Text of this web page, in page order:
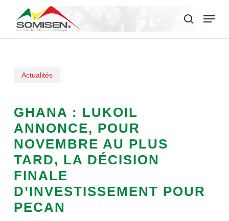
Menu
Actualités
GHANA : LUKOIL
ANNONCE, POUR
NOVEMBRE AU PLUS
TARD, LA DÉCISION
FINALE
D’INVESTISSEMENT POUR
PECAN